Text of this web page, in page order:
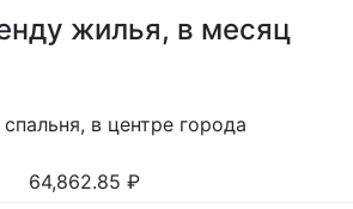
жилья, в месяц
в центре города
64,862.85 ₽